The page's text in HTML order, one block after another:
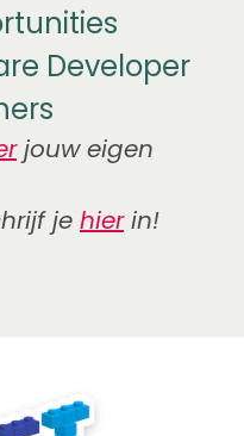
Developer
jouw eigen
je hierin!